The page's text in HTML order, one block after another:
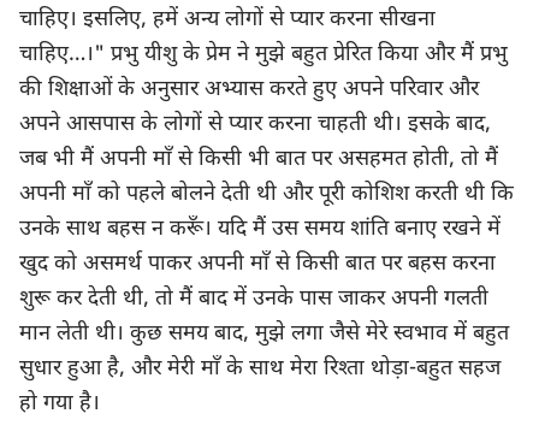
चाहिए। इसलिए, हमें अन्य लोगों से प्यार करना सीखना
चाहिए…।" प्रभु यीशु के प्रेम ने मुझे बहुत प्रेरित किया और मैं प्रभु
की शिक्षाओं के अनुसार अभ्यास करते हुए अपने परिवार और
अपने आसपास के लोगों से प्यार करना चाहती थी। इसके बाद,
जब भी मैं अपनी माँ से किसी भी बात पर असहमत होती, तो मैं
अपनी माँ को पहले बोलने देती थी और पूरी कोशिश करती थी कि
उनके साथ बहस न करूँ। यदि मैं उस समय शांति बनाए रखने में
खुद को असमर्थ पाकर अपनी माँ से किसी बात पर बहस करना
शुरू कर देती थी, तो मैं बाद में उनके पास जाकर अपनी गलती
मान लेती थी। कुछ समय बाद, मुझे लगा जैसे मेरे स्वभाव में बहुत
सुधार हुआ है, और मेरी माँ के साथ मेरा रिश्ता थोड़ा-बहुत सहज
हो गया है।